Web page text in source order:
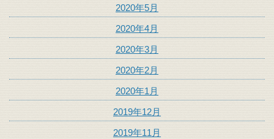
2020年5月
2020年4月
2020年3月
2020年2月
2020年1月
2019年12月
2019年11月